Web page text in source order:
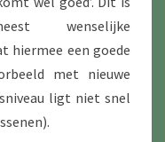
wenselijke
hiermee een goede
met nieuwe
ligt niet snel